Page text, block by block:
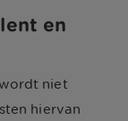
en
niet
hiervan